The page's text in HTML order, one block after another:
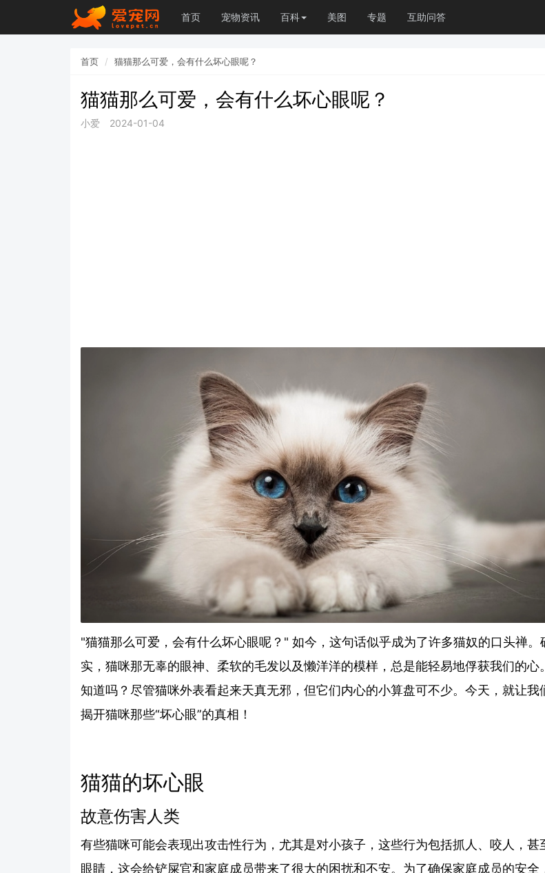
首页 宠物资讯 百科 美图 专题 互助问答
首页 猫猫那么可爱，会有什么坏心眼呢？
猫猫那么可爱，会有什么坏心眼呢？
小爱 2024-01-04
"猫猫那么可爱，会有什么坏心眼呢？" 如今，这句话似乎成为了许多猫奴的口头禅。
实，猫咪那无辜的眼神、柔软的毛发以及懒洋洋的模样，总是能轻易地俘获我们的心
知道吗？尽管猫咪外表看起来天真无邪，但它们内心的小算盘可不少。今天，就让我
揭开猫咪那些“坏心眼”的真相！
猫猫的坏心眼
故意伤害人类
有些猫咪可能会表现出攻击性行为，尤其是对小孩子，这些行为包括抓人、咬人，甚
眼睛，这会给铲屎官和家庭成员带来了很大的困扰和不安。为了确保家庭成员的安全